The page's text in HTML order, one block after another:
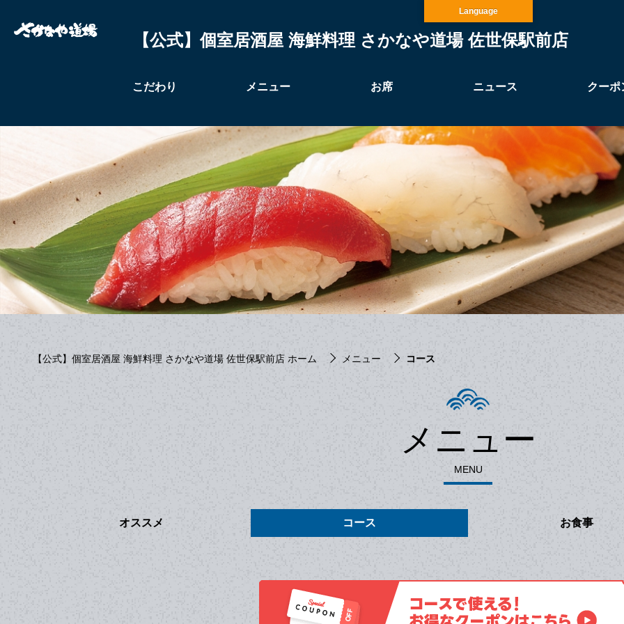
【公式】個室居酒屋 海鮮料理 さかなや道場 佐世保駅前店
こだわり メニュー お席 ニュース クーポ
【公式】個室居酒屋 海鮮料理 さかなや道場 佐世保駅前店 ホーム メニュー コース
メニュー
MENU
オススメ コース お食事
Language